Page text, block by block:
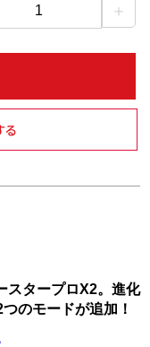
1 ＋
スタープロX2。進化
のモードが追加！